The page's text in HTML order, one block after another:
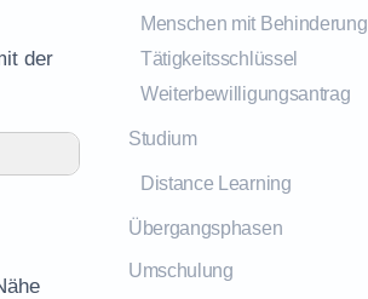
der
Menschen mit Behinderung
Tätigkeitsschlüssel
Weiterbewilligungsantrag
Studium
Distance Learning
Übergangsphasen
Umschulung